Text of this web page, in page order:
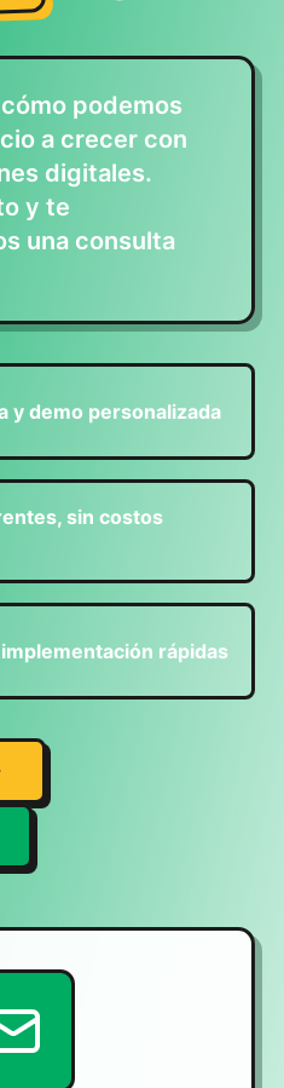
podemos
a crecer con
digitales.
y te
una consulta
y demo personalizada
sin costos
rápidas